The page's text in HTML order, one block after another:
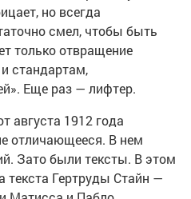
но всегда
смел, чтобы быть
только отвращение
стандартам,
Еще раз — лифтер.
августа 1912 года
отличающееся. В нем
Зато были тексты. В этом
текста Гертруды Стайн —